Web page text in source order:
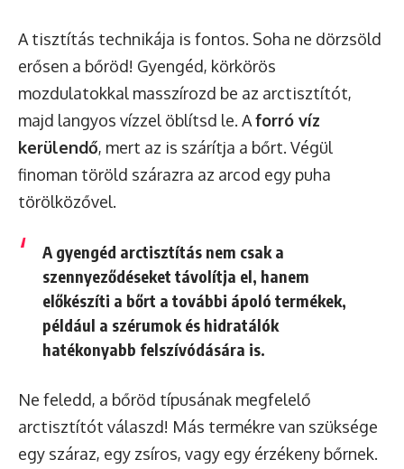
A tisztítás technikája is fontos. Soha ne dörzsöld
erősen a bőröd! Gyengéd, körkörös
mozdulatokkal masszírozd be az arctisztítót,
majd langyos vízzel öblítsd le. Aforró víz
kerülendő, mert az is szárítja a bőrt. Végül
finoman töröld szárazra az arcod egy puha
törölközővel.
A gyengéd arctisztítás nem csak a
szennyeződéseket távolítja el, hanem
előkészíti a bőrt a további ápoló termékek,
például a szérumok és hidratálók
hatékonyabb felszívódására is.
Ne feledd, a bőröd típusának megfelelő
arctisztítót válaszd! Más termékre van szüksége
egy száraz, egy zsíros, vagy egy érzékeny bőrnek.